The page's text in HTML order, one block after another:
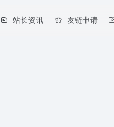
站长资讯 友链申请